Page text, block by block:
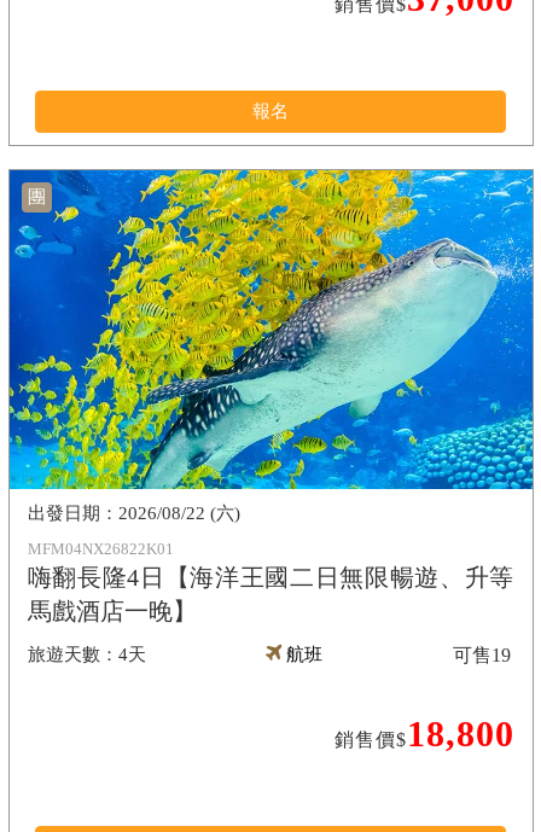
報名
團
MFM04NX26822K01
嗨翻長隆4日【海洋王國二日無限暢遊、升等
馬戲酒店一晚】
4天
2026/08/22 (六)
航班
銷售價$18,800
可售19